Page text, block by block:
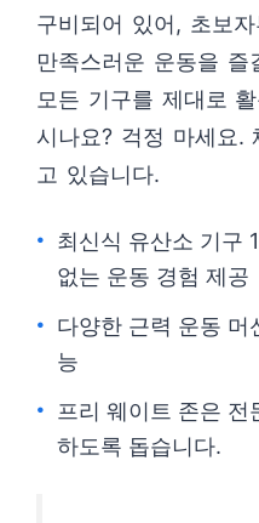
구비되어 있어, 초보
만족스러운 운동을
모든 기구를 제대로
시나요? 걱정 마세요.
고 있습니다.
최신식 유산소 기구
없는 운동 경험 제공
다양한 근력 운동 머
능
프리 웨이트 존은 전
하도록 돕습니다.